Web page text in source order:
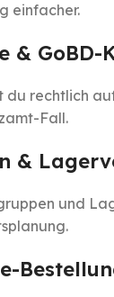
einfacher.
&
du rechtlich
Fall.
&
und